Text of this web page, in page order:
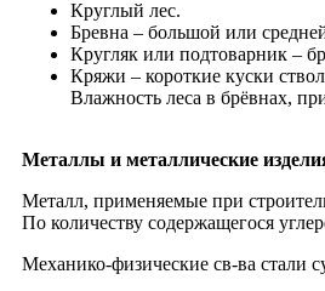
Круглый лес.
Бревна – большой или
Кругляк или подтоварник –
Кряжи – короткие куски
Влажность леса в брёвнах,
Металлы и металлические
Металл, применяемые при
По количеству содержащегося
Механико-физические св-ва стали